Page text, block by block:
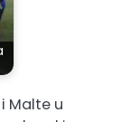
Malte u